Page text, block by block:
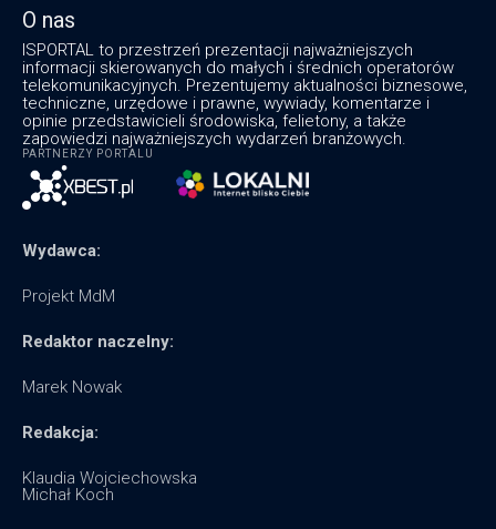
O nas
ISPORTAL to przestrzeń prezentacji najważniejszych
informacji skierowanych do małych i średnich operatorów
telekomunikacyjnych. Prezentujemy aktualności biznesowe,
techniczne, urzędowe i prawne, wywiady, komentarze i
opinie przedstawicieli środowiska, felietony, a także
zapowiedzi najważniejszych wydarzeń branżowych.
PARTNERZY PORTALU
Wydawca:
Projekt MdM
Redaktor naczelny:
Marek Nowak
Redakcja:
Klaudia Wojciechowska
Michał Koch